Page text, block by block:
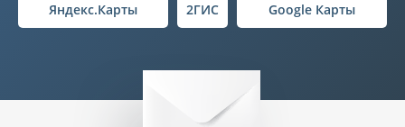
Яндекс.Карты 2ГИС Google Карты